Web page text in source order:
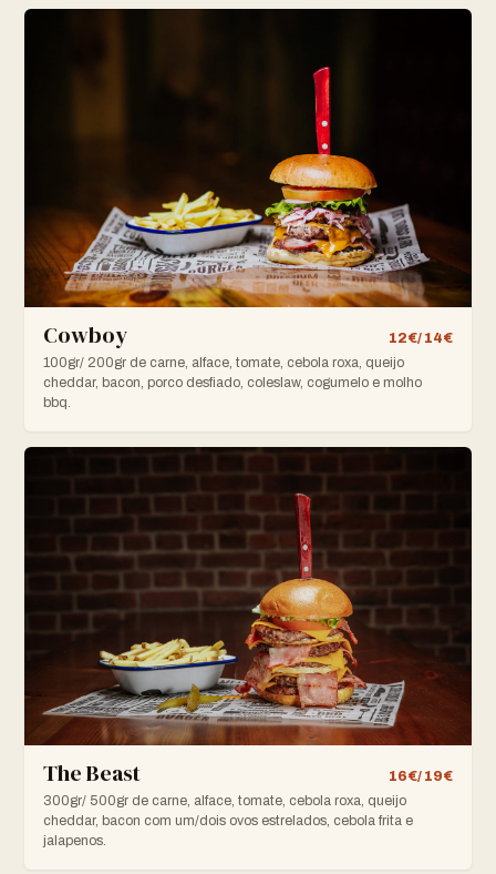
Cowboy
12€/ 14€
100gr/ 200gr de carne, alface, tomate, cebola roxa, queijo
cheddar, bacon, porco desfiado, coleslaw, cogumelo e molho
bbq.
The Beast
16€/ 19€
300gr/ 500gr de carne, alface, tomate, cebola roxa, queijo
cheddar, bacon com um/dois ovos estrelados, cebola frita e
jalapenos.